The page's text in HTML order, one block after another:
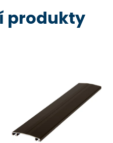
produkty